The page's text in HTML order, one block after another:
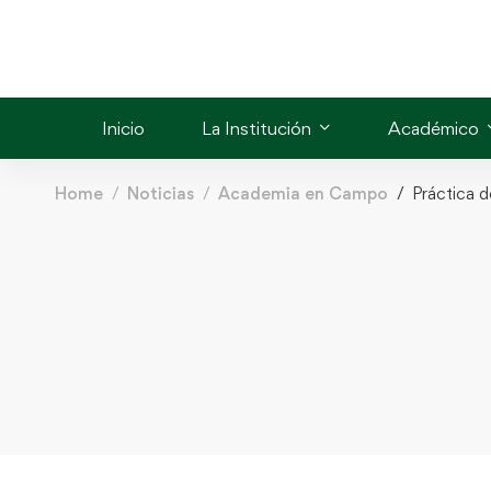
Inicio La Institución Académico
Home Noticias Academia en Campo Práctica